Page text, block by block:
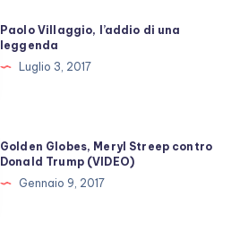
Paolo Villaggio, l’addio di una
leggenda
Luglio 3, 2017
Golden Globes, Meryl Streep contro
Donald Trump (VIDEO)
Gennaio 9, 2017